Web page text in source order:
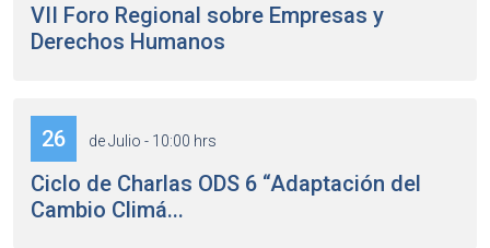
VII Foro Regional sobre Empresas y
Derechos Humanos
26 de Julio - 10:00 hrs
Ciclo de Charlas ODS 6 “Adaptación del
Cambio Climá...